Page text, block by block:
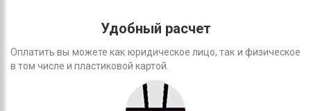
Удобный расчет
Оплатить вы можете как юридическое лицо, так и физическое
в том числе и пластиковой картой.